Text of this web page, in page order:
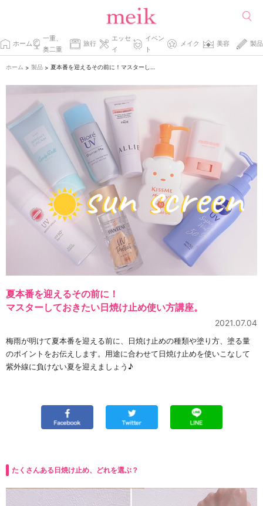
ホーム
一重、
奥二重
旅行
エッセ
イ
イベン
ト
メイク 美容 製品
ホーム > 製品 > 夏本番を迎えるその前に！マスターしておきたい日焼け止め使い方講座。
夏本番を迎えるその前に！
マスターしておきたい日焼け止め使い方講座。
2021.07.04
梅雨が明けて夏本番を迎える前に、日焼け止めの種類や塗り方、塗る量
のポイントをお伝えします。用途に合わせて日焼け止めを使いこなして
紫外線に負けない夏を迎えましょう♪
たくさんある日焼け止め、どれを選ぶ？